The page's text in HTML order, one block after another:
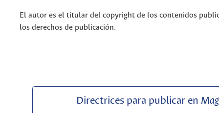
El autor es el titular del copyright de los contenidos
los derechos de publicación.
Directrices para publicar en